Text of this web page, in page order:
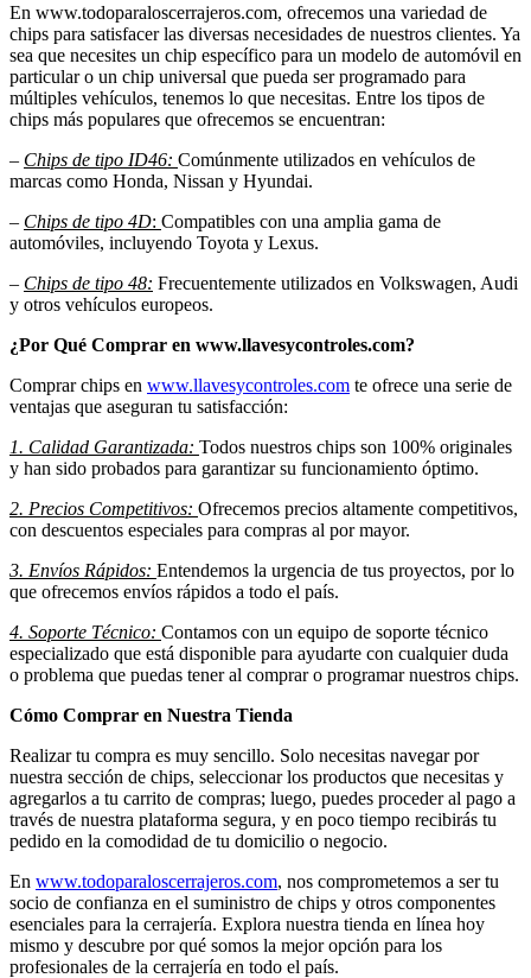
En www.todoparaloscerrajeros.com, ofrecemos una variedad de
chips para satisfacer las diversas necesidades de nuestros clientes. Ya
sea que necesites un chip específico para un modelo de automóvil en
particular o un chip universal que pueda ser programado para
múltiples vehículos, tenemos lo que necesitas. Entre los tipos de
chips más populares que ofrecemos se encuentran:
– Chips de tipo ID46: Comúnmente utilizados en vehículos de
marcas como Honda, Nissan y Hyundai.
– Chips de tipo 4D: Compatibles con una amplia gama de
automóviles, incluyendo Toyota y Lexus.
– Chips de tipo 48: Frecuentemente utilizados en Volkswagen, Audi
y otros vehículos europeos.
¿Por Qué Comprar en www.llavesycontroles.com?
Comprar chips en www.llavesycontroles.com te ofrece una serie de
ventajas que aseguran tu satisfacción:
1. Calidad Garantizada: Todos nuestros chips son 100% originales
y han sido probados para garantizar su funcionamiento óptimo.
2. Precios Competitivos: Ofrecemos precios altamente competitivos,
con descuentos especiales para compras al por mayor.
3. Envíos Rápidos: Entendemos la urgencia de tus proyectos, por lo
que ofrecemos envíos rápidos a todo el país.
4. Soporte Técnico: Contamos con un equipo de soporte técnico
especializado que está disponible para ayudarte con cualquier duda
o problema que puedas tener al comprar o programar nuestros chips.
Cómo Comprar en Nuestra Tienda
Realizar tu compra es muy sencillo. Solo necesitas navegar por
nuestra sección de chips, seleccionar los productos que necesitas y
agregarlos a tu carrito de compras; luego, puedes proceder al pago a
través de nuestra plataforma segura, y en poco tiempo recibirás tu
pedido en la comodidad de tu domicilio o negocio.
En www.todoparaloscerrajeros.com, nos comprometemos a ser tu
socio de confianza en el suministro de chips y otros componentes
esenciales para la cerrajería. Explora nuestra tienda en línea hoy
mismo y descubre por qué somos la mejor opción para los
profesionales de la cerrajería en todo el país.